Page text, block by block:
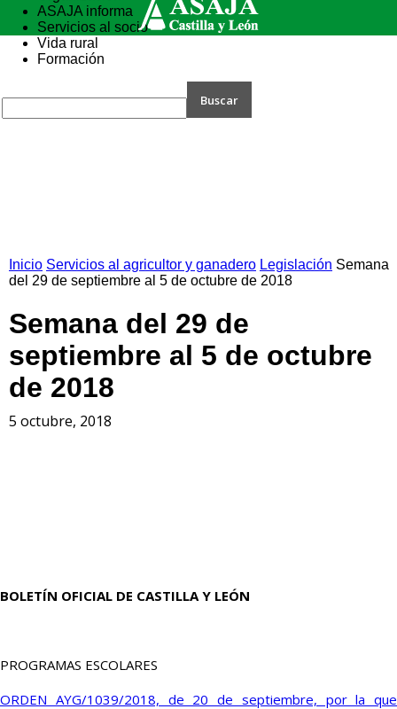
ASAJA informa
Servicios al socio
Vida rural
Formación
Inicio Servicios al agricultor y ganadero Legislación Semana
del 29 de septiembre al 5 de octubre de 2018
Semana del 29 de
septiembre al 5 de octubre
de 2018
5 octubre, 2018
BOLETÍN OFICIAL DE CASTILLA Y LEÓN
PROGRAMAS ESCOLARES
ORDEN AYG/1039/2018, de 20 de septiembre, por la que